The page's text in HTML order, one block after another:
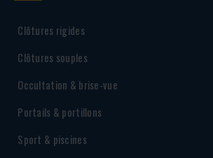
Clôtures rigides
Clôtures souples
Occultation & brise-vue
Portails & portillons
Sport & piscines